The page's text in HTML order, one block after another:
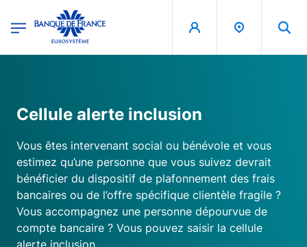
Banque de France - Menu Principal
Cellule alerte inclusion
Vous êtes intervenant social ou bénévole et vous
estimez qu’une personne que vous suivez devrait
bénéficier du dispositif de plafonnement des frais
bancaires ou de l’offre spécifique clientèle fragile ?
Vous accompagnez une personne dépourvue de
compte bancaire ? Vous pouvez saisir la cellule
alerte inclusion.